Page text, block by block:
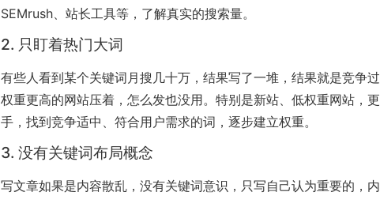
SEMrush、站长工具等，了解真实的搜索量。
2. 只盯着热门大词
有些人看到某个关键词月搜几十万，结果写了一堆，结果就是竞争
权重更高的网站压着，怎么发也没用。特别是新站、低权重网站，
手，找到竞争适中、符合用户需求的词，逐步建立权重。
3. 没有关键词布局概念
写文章如果是内容散乱，没有关键词意识，只写自己认为重要的，内